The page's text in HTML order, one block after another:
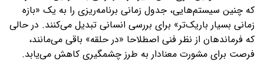
که چنین سیستم‌هایی، جدول زمانی برنامه‌ریزی را به یک «بازه
زمانی بسیار باریک‌تر» برای بررسی انسانی تبدیل می‌کنند. در حالی
که فرماندهان از نظر فنی اصطلاحا «در حلقه» باقی می‌مانند،
فرصت برای مشورت معنادار به طرز چشمگیری کاهش می‌یابد.